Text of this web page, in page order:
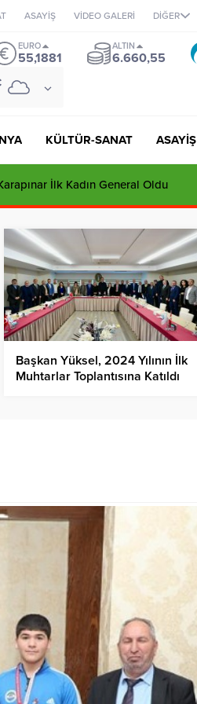
ASAYİŞ VİDEO GALERİ DİĞER
EURO
55,1881
ALTIN
6.660,55
KÜLTÜR-SANAT ASAYİŞ
İlk Kadın General Oldu
Başkan Yüksel, 2024 Yılının İlk
Muhtarlar Toplantısına Katıldı